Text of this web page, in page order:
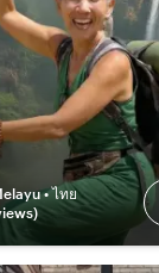
• ไทย
s)